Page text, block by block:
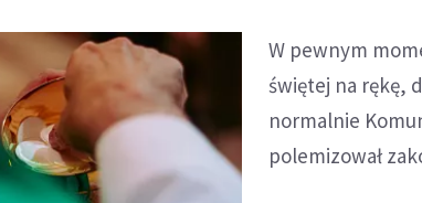
W pewnym
świętej na rękę,
normalnie
polemizował